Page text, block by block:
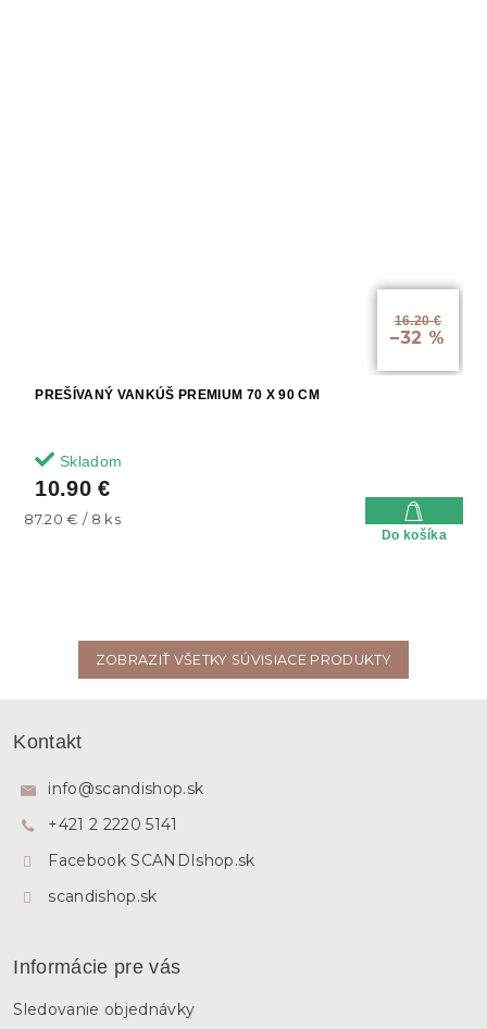
16.20 €
–32 %
PREŠÍVANÝ VANKÚŠ PREMIUM 70 X 90 CM
Skladom
10.90 €
Jednotková
87.20 € / 8 ks
Do košíka
ZOBRAZIŤ VŠETKY SÚVISIACE PRODUKTY
Kontakt
info@scandishop.sk
+421 2 2220 5141
Facebook SCANDIshop.sk
scandishop.sk
Informácie pre vás
Sledovanie objednávky